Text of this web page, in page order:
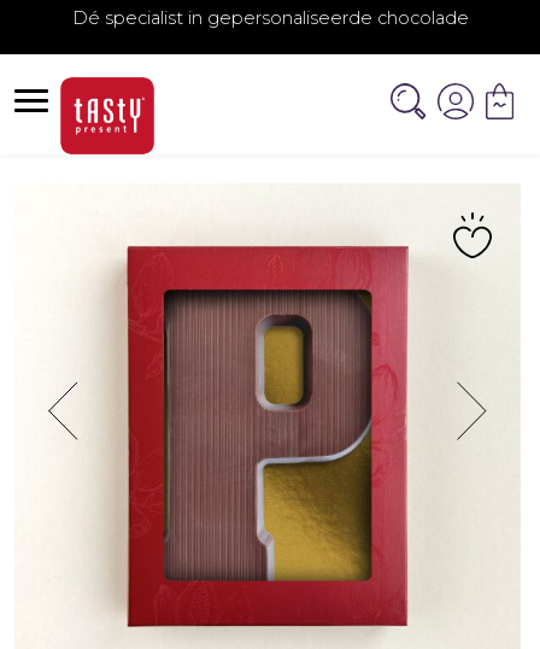
Dé specialist in gepersonaliseerde chocolade